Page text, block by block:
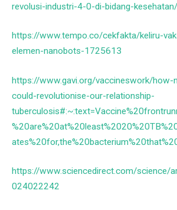
revolusi-industri-4-0-di-bidang-kesehatan/
https://www.tempo.co/cekfakta/keliru-
elemen-nanobots-1725613
https://www.gavi.org/vaccineswork/how-
could-revolutionise-our-relationship-
https://www.sciencedirect.com/science/
024022242